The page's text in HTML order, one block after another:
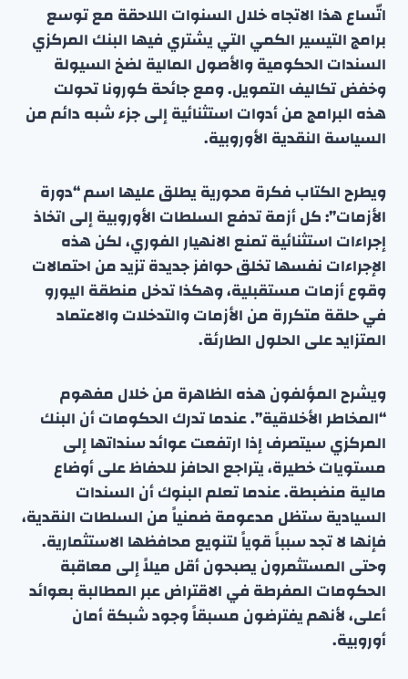
اتّساع هذا الاتجاه خلال السنوات اللاحقة مع توسع
برامج التيسير الكمي التي يشتري فيها البنك المركزي
السندات الحكومية والأصول المالية لضخ السيولة
وخفض تكاليف التمويل. ومع جائحة كورونا تحولت
هذه البرامج من أدوات استثنائية إلى جزء شبه دائم من
السياسة النقدية الأوروبية.
ويطرح الكتاب فكرة محورية يطلق عليها اسم “دورة
الأزمات”: كل أزمة تدفع السلطات الأوروبية إلى اتخاذ
إجراءات استثنائية تمنع الانهيار الفوري، لكن هذه
الإجراءات نفسها تخلق حوافز جديدة تزيد من احتمالات
وقوع أزمات مستقبلية، وهكذا تدخل منطقة اليورو
في حلقة متكررة من الأزمات والتدخلات والاعتماد
المتزايد على الحلول الطارئة.
ويشرح المؤلفون هذه الظاهرة من خلال مفهوم
“المخاطر الأخلاقية”. عندما تدرك الحكومات أن البنك
المركزي سيتصرف إذا ارتفعت عوائد سنداتها إلى
مستويات خطيرة، يتراجع الحافز للحفاظ على أوضاع
مالية منضبطة. عندما تعلم البنوك أن السندات
السيادية ستظل مدعومة ضمنياً من السلطات النقدية،
فإنها لا تجد سبباً قوياً لتنويع محافظها الاستثمارية.
وحتى المستثمرون يصبحون أقل ميلاً إلى معاقبة
الحكومات المفرطة في الاقتراض عبر المطالبة بعوائد
أعلى، لأنهم يفترضون مسبقاً وجود شبكة أمان
أوروبية.